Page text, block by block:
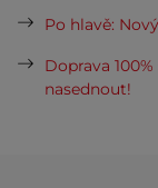
Po hlavě:
Doprava
nasednout!